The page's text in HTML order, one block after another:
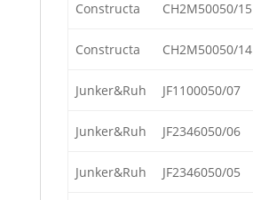
Constructa CH2M50050/15
Constructa CH2M50050/14
Junker&Ruh JF1100050/07
Junker&Ruh JF2346050/06
Junker&Ruh JF2346050/05